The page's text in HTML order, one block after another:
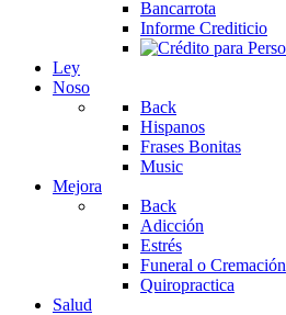
Bancarrota
Informe Crediticio
Ley
Noso
Back
Hispanos
Frases Bonitas
Music
Mejora
Back
Adicción
Estrés
Funeral o Cremación
Quiropractica
Salud